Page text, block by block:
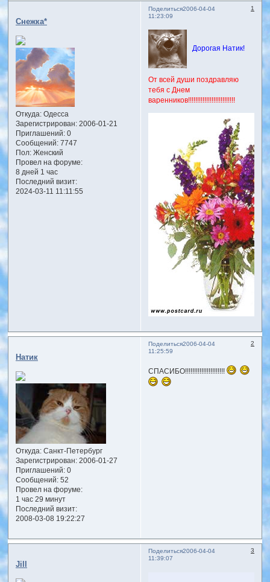
Поделиться 1
2006-04-04
11:23:09
Снежка*
Откуда:Одесса
Зарегистрирован: 2006-01-21
Приглашений:0
Сообщений:7747
Пол:Женский
Провел на форуме:
8 дней 1 час
Последний визит:
2024-03-11 11:11:55
Дорогая Натик!
От всей души поздравляю
тебя с Днем
варенников!!!!!!!!!!!!!!!!!!!!!!!!!!
Поделиться 2
2006-04-04
11:25:59
Натик
Откуда:Санкт-Петербург
Зарегистрирован: 2006-01-27
Приглашений:0
Сообщений:52
Провел на форуме:
1 час 29 минут
Последний визит:
2008-03-08 19:22:27
СПАСИБО!!!!!!!!!!!!!!!!!!!!!!
Поделиться 3
2006-04-04
11:39:07
Jill